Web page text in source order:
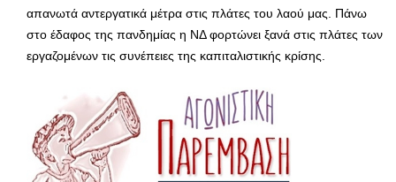
απανωτά αντεργατικά μέτρα στις πλάτες του λαού μας. Πάνω
στο έδαφος της πανδημίας η ΝΔ φορτώνει ξανά στις πλάτες των
εργαζομένων τις συνέπειες της καπιταλιστικής κρίσης.